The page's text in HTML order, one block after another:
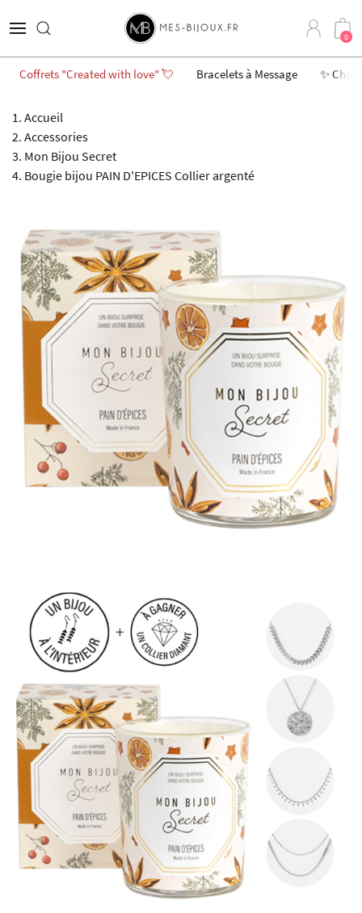
0
Coffrets "Created with love" 💘 Bracelets à Message ✨
Accueil
Accessories
Mon Bijou Secret
Bougie bijou PAIN D'EPICES Collier argenté